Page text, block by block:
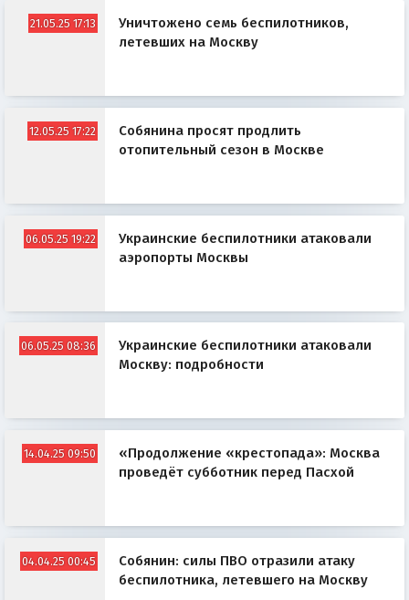
21.05.25 17:13
Уничтожено семь беспилотников,
летевших на Москву
12.05.25 17:22
Собянина просят продлить
отопительный сезон в Москве
06.05.25 19:22
Украинские беспилотники атаковали
аэропорты Москвы
06.05.25 08:36
Украинские беспилотники атаковали
Москву: подробности
14.04.25 09:50
«Продолжение «крестопада»: Москва
проведёт субботник перед Пасхой
04.04.25 00:45
Собянин: силы ПВО отразили атаку
беспилотника, летевшего на Москву